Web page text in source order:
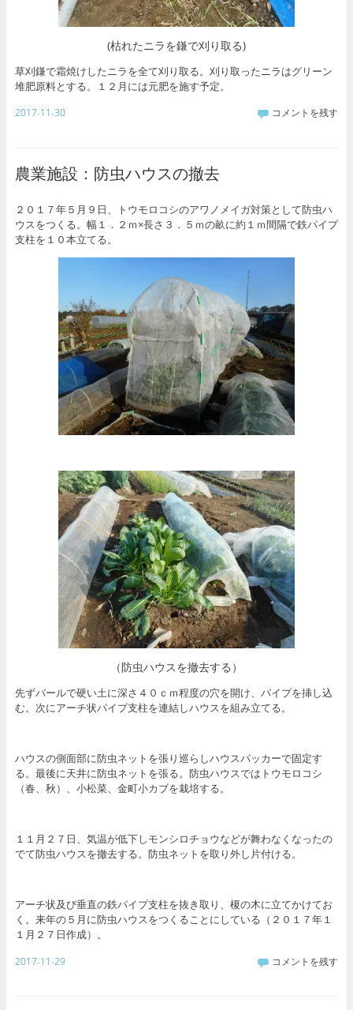
(枯れたニラを鎌で刈り取る)
草刈鎌で霜焼けしたニラを全て刈り取る。刈り取ったニラはグリーン
堆肥原料とする。１２月には元肥を施す予定。
2017-11-30 コメントを残す
農業施設：防虫ハウスの撤去
２０１７年５月９日、トウモロコシのアワノメイガ対策として防虫ハ
ウスをつくる。幅１．２ｍ×長さ３．５ｍの畝に約１ｍ間隔で鉄パイプ
支柱を１０本立てる。
（防虫ハウスを撤去する）
先ずバールで硬い土に深さ４０ｃｍ程度の穴を開け、パイプを挿し込
む。次にアーチ状パイプ支柱を連結しハウスを組み立てる。
ハウスの側面部に防虫ネットを張り巡らしハウスパッカーで固定す
る。最後に天井に防虫ネットを張る。防虫ハウスではトウモロコシ
（春、秋）、小松菜、金町小カブを栽培する。
１１月２７日、気温が低下しモンシロチョウなどが舞わなくなったの
でて防虫ハウスを撤去する。防虫ネットを取り外し片付ける。
アーチ状及び垂直の鉄パイプ支柱を抜き取り、榎の木に立てかけてお
く。来年の５月に防虫ハウスをつくることにしている（２０１７年１
１月２７日作成）。
2017-11-29 コメントを残す